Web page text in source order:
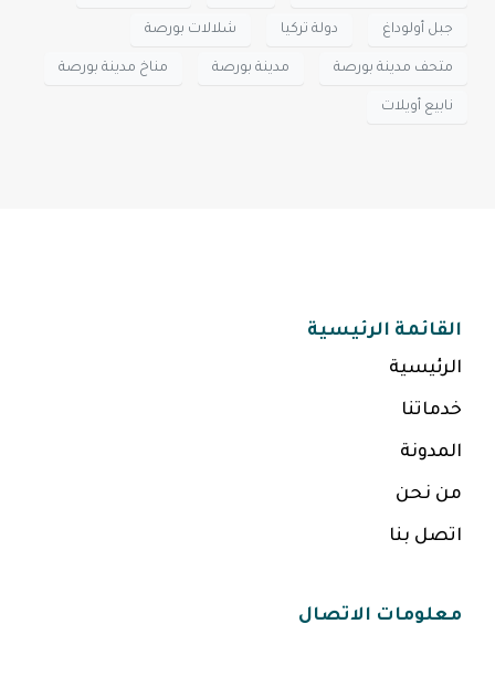
جبل أولوداغ دولة تركيا شلالات بورصة
متحف مدينة بورصة مدينة بورصة مناخ مدينة بورصة
نابيع أويلات
القائمة الرئيسية
الرئيسية
خدماتنا
المدونة
من نحن
اتصل بنا
معلومات الاتصال